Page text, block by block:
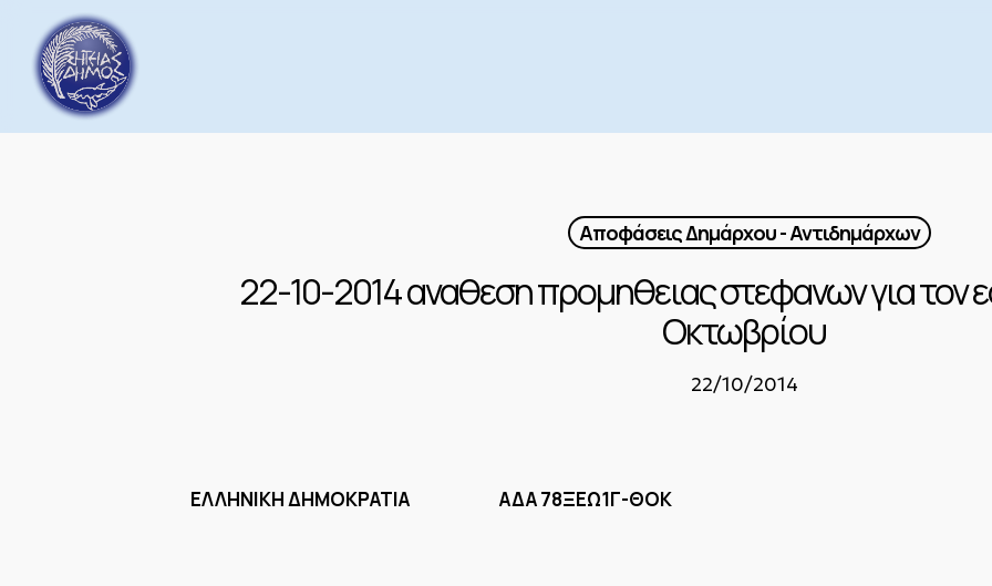
main
content
Αποφάσεις Δημάρχου - Αντιδημάρχων
22-10-2014 αναθεση προμηθειας στεφανων για τον
Οκτωβρίου
22/10/2014
ΕΛΛΗΝΙΚΗ ΔΗΜΟΚΡΑΤΙΑ ΑΔΑ 78ΞΕΩ1Γ-ΘΟΚ